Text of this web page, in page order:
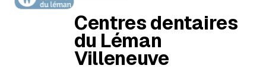
Centres dentaires
du Léman
Villeneuve